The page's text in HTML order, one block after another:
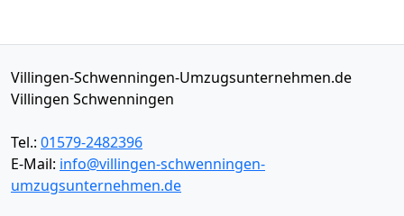
Villingen-Schwenningen-Umzugsunternehmen.de
Villingen Schwenningen
Tel.: 01579-2482396
E-Mail: info@villingen-schwenningen-
umzugsunternehmen.de